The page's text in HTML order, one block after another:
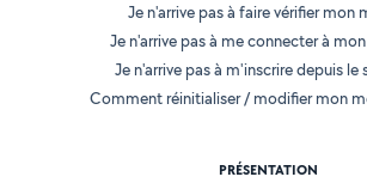
Je n'arrive pas à faire vérifier mon
Je n'arrive pas à me connecter à
Je n'arrive pas à m'inscrire depuis le
Comment réinitialiser / modifier mon
PRÉSENTATION